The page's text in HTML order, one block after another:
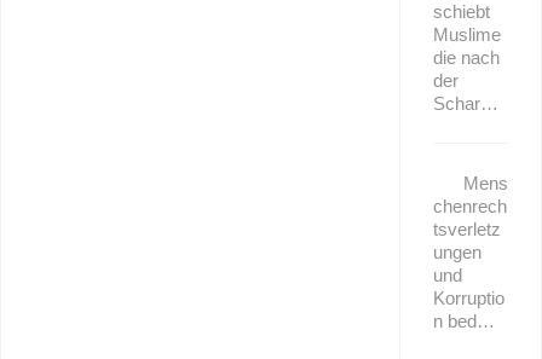
schiebt
Muslime
die nach
der
Schar…
Mens
chenrech
tsverletz
ungen
und
Korruptio
n bed…